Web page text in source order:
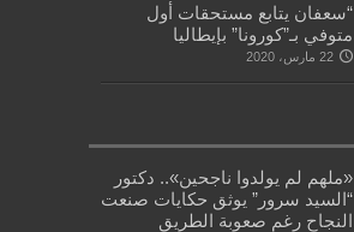
“سعفان يتابع مستحقات أول
متوفي بـ”كورونا” بإيطاليا
22 مارس، 2020
«ملهم لم يولدوا ناجحين».. دكتور
“السيد سرور” يوثق حكايات صنعت
النجاح رغم صعوبة الطريق